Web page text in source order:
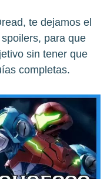
te dejamos el
para que
sin tener que
completas.